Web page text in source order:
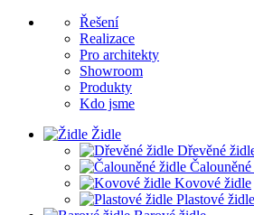
Řešení
Realizace
Pro architekty
Showroom
Produkty
Kdo jsme
Židle
Dřevěné
Kovové židle
Plastové židle